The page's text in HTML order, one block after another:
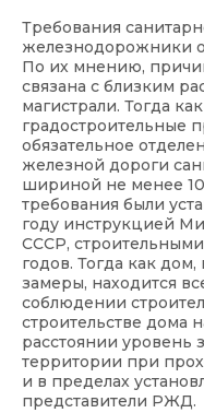
Требования
железнодорожники
По их мнению,
связана с близким
магистрали. Тогда
градостроительные
обязательное
железной дороги
шириной не менее
требования были
году инструкцией
СССР,
годов. Тогда как
замеры, находится
соблюдении
строительстве дома
расстоянии уровень
территории при
и в пределах
представители РЖД.